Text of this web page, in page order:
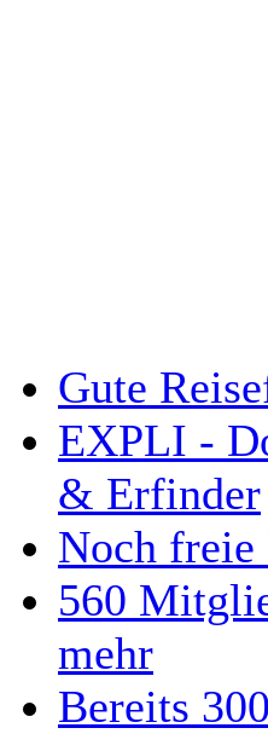
Gute
EXPLI -
& Erfinder
Noch freie
560
mehr
Bereits